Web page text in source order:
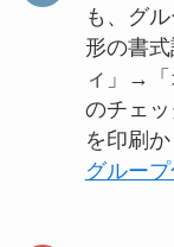
も、グ
形の書
ィ」→「
のチェ
を印刷
グルー